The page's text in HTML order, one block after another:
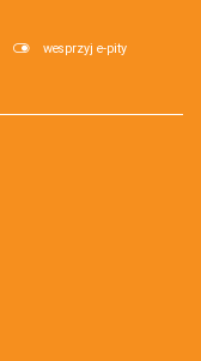
wesprzyj e-pity